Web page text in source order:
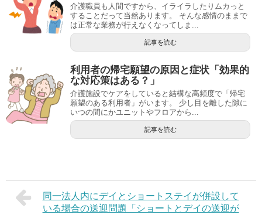
介護職員も人間ですから、イライラしたりムカっと
することだって当然あります。 そんな感情のままで
は正常な業務が行えなくなってしま...
記事を読む
利用者の帰宅願望の原因と症状「効果的
な対応策はある？」
介護施設でケアをしていると結構な高頻度で「帰宅
願望のある利用者」がいます。 少し目を離した隙に
いつの間にかユニットやフロアから...
記事を読む
同一法人内にデイとショートステイが併設して
いる場合の送迎問題「ショートとデイの送迎が